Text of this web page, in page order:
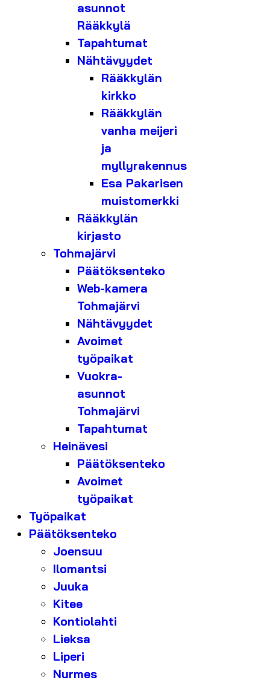
asunnot
Rääkkylä
Tapahtumat
Nähtävyydet
Rääkkylän
kirkko
Rääkkylän
vanha meijeri
ja
myllyrakennus
Esa Pakarisen
muistomerkki
Rääkkylän
kirjasto
Tohmajärvi
Päätöksenteko
Web-kamera
Tohmajärvi
Nähtävyydet
Avoimet
työpaikat
Vuokra-
asunnot
Tohmajärvi
Tapahtumat
Heinävesi
Päätöksenteko
Avoimet
työpaikat
Työpaikat
Päätöksenteko
Joensuu
Ilomantsi
Juuka
Kitee
Kontiolahti
Lieksa
Liperi
Nurmes